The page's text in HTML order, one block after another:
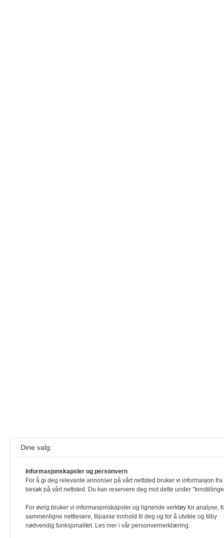
Dine valg:
Informasjonskapsler og personvern
For å gi deg relevante annonser på vårt nettsted bruker vi informasjon fra
besøk på vårt nettsted. Du kan reservere deg mot dette under
For øvrig bruker vi informasjonskapsler og lignende verktøy for analyse,
sammenligne nettlesere, tilpasse innhold til deg og for å utvikle og tilby
nødvendig funksjonalitet. Les mer i vår personvernerklæring.